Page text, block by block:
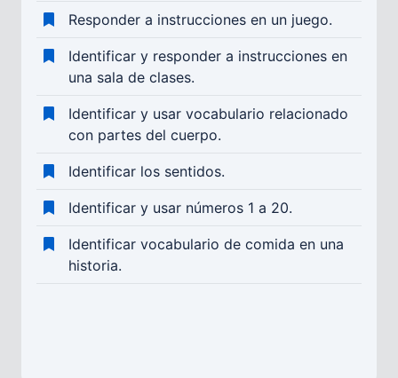
Responder a instrucciones en un juego.
Identificar y responder a instrucciones en
una sala de clases.
Identificar y usar vocabulario relacionado
con partes del cuerpo.
Identificar los sentidos.
Identificar y usar números 1 a 20.
Identificar vocabulario de comida en una
historia.